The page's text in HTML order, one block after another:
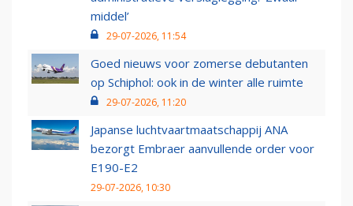
middel’
29-07-2026, 11:54
Goed nieuws voor zomerse debutanten
op Schiphol: ook in de winter alle ruimte
29-07-2026, 11:20
Japanse luchtvaartmaatschappij ANA
bezorgt Embraer aanvullende order voor
E190-E2
29-07-2026, 10:30